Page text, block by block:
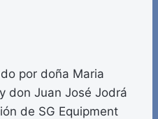
por doña Maria
don Juan José Jodrá
de SG Equipment